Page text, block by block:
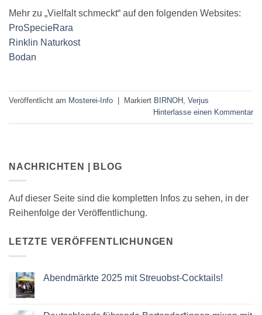
Mehr zu „Vielfalt schmeckt“ auf den folgenden Websites:
ProSpecieRara
Rinklin Naturkost
Bodan
Veröffentlicht am Mosterei-Info Markiert BIRNOH , Verjus
Hinterlasse einen Kommentar
NACHRICHTEN | BLOG
Auf dieser Seite sind die kompletten Infos zu sehen, in der
Reihenfolge der Veröffentlichung.
LETZTE VERÖFFENTLICHUNGEN
Abendmärkte 2025 mit Streuobst-Cocktails!
Abendmärkte